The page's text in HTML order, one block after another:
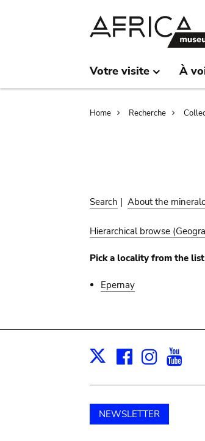
Votre visite À
Home Recherche
Search | About the
Hierarchical browse
Pick a locality from the list
Epernay
X Facebook
NEWSLETTER